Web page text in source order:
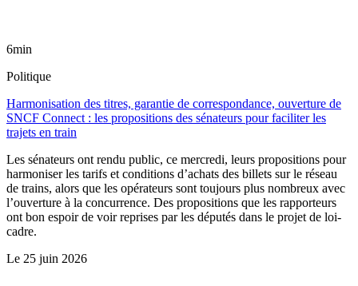
6min
Politique
Harmonisation des titres, garantie de correspondance, ouverture de
SNCF Connect : les propositions des sénateurs pour faciliter les
trajets en train
Les sénateurs ont rendu public, ce mercredi, leurs propositions pour
harmoniser les tarifs et conditions d’achats des billets sur le réseau
de trains, alors que les opérateurs sont toujours plus nombreux avec
l’ouverture à la concurrence. Des propositions que les rapporteurs
ont bon espoir de voir reprises par les députés dans le projet de loi-
cadre.
Le 25 juin 2026